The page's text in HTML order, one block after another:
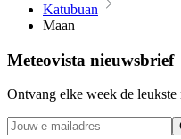
Katubuan
Maan
Meteovista nieuwsbrief
Ontvang elke week de